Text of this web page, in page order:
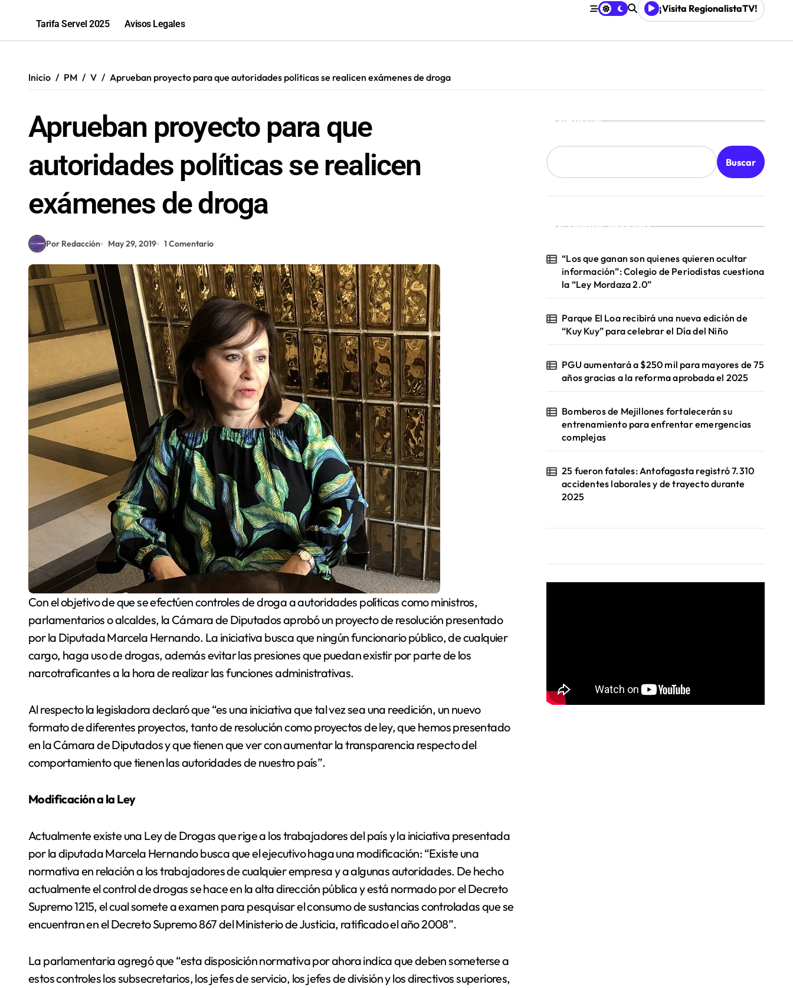
“Los que ganan son quienes quieren ocultar información”: Colegio de Periodistas cuestiona la “Ley Mordaza 2.0”
Tarifa Servel 2025 Avisos Legales
¡Visita RegionalistaTV!
Inicio PM V Aprueban proyecto para que autoridades políticas se realicen exámenes de droga
Aprueban proyecto para que
autoridades políticas se realicen
exámenes de droga
Por Redacción May 29, 2019 1 Comentario
Con el objetivo de que se efectúen controles de droga a autoridades políticas como ministros,
parlamentarios o alcaldes, la Cámara de Diputados aprobó un proyecto de resolución presentado
por la Diputada Marcela Hernando. La iniciativa busca que ningún funcionario público, de cualquier
cargo, haga uso de drogas, además evitar las presiones que puedan existir por parte de los
narcotraficantes a la hora de realizar las funciones administrativas.
Al respecto la legisladora declaró que “es una iniciativa que tal vez sea una reedición, un nuevo
formato de diferentes proyectos, tanto de resolución como proyectos de ley, que hemos presentado
en la Cámara de Diputados y que tienen que ver con aumentar la transparencia respecto del
comportamiento que tienen las autoridades de nuestro país”.
Modificación a la Ley
Actualmente existe una Ley de Drogas que rige a los trabajadores del país y la iniciativa presentada
por la diputada Marcela Hernando busca que el ejecutivo haga una modificación: “Existe una
normativa en relación a los trabajadores de cualquier empresa y a algunas autoridades. De hecho
actualmente el control de drogas se hace en la alta dirección pública y está normado por el Decreto
Supremo 1215, el cual somete a examen para pesquisar el consumo de sustancias controladas que se
encuentran en el Decreto Supremo 867 del Ministerio de Justicia, ratificado el año 2008”.
La parlamentaria agregó que “esta disposición normativa por ahora indica que deben someterse a
estos controles los subsecretarios, los jefes de servicio, los jefes de división y los directivos superiores,
Buscar
Buscar
¡Ultimas Noticias!
“Los que ganan son quienes quieren ocultar
información”: Colegio de Periodistas cuestiona
la “Ley Mordaza 2.0”
Parque El Loa recibirá una nueva edición de
“Kuy Kuy” para celebrar el Día del Niño
PGU aumentará a $250 mil para mayores de 75
años gracias a la reforma aprobada el 2025
Bomberos de Mejillones fortalecerán su
entrenamiento para enfrentar emergencias
complejas
25 fueron fatales: Antofagasta registró 7.310
accidentes laborales y de trayecto durante
2025